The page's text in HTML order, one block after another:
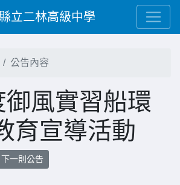
立二林高級中學
公告內容
御風實習船環
育宣導活動
下一則公告